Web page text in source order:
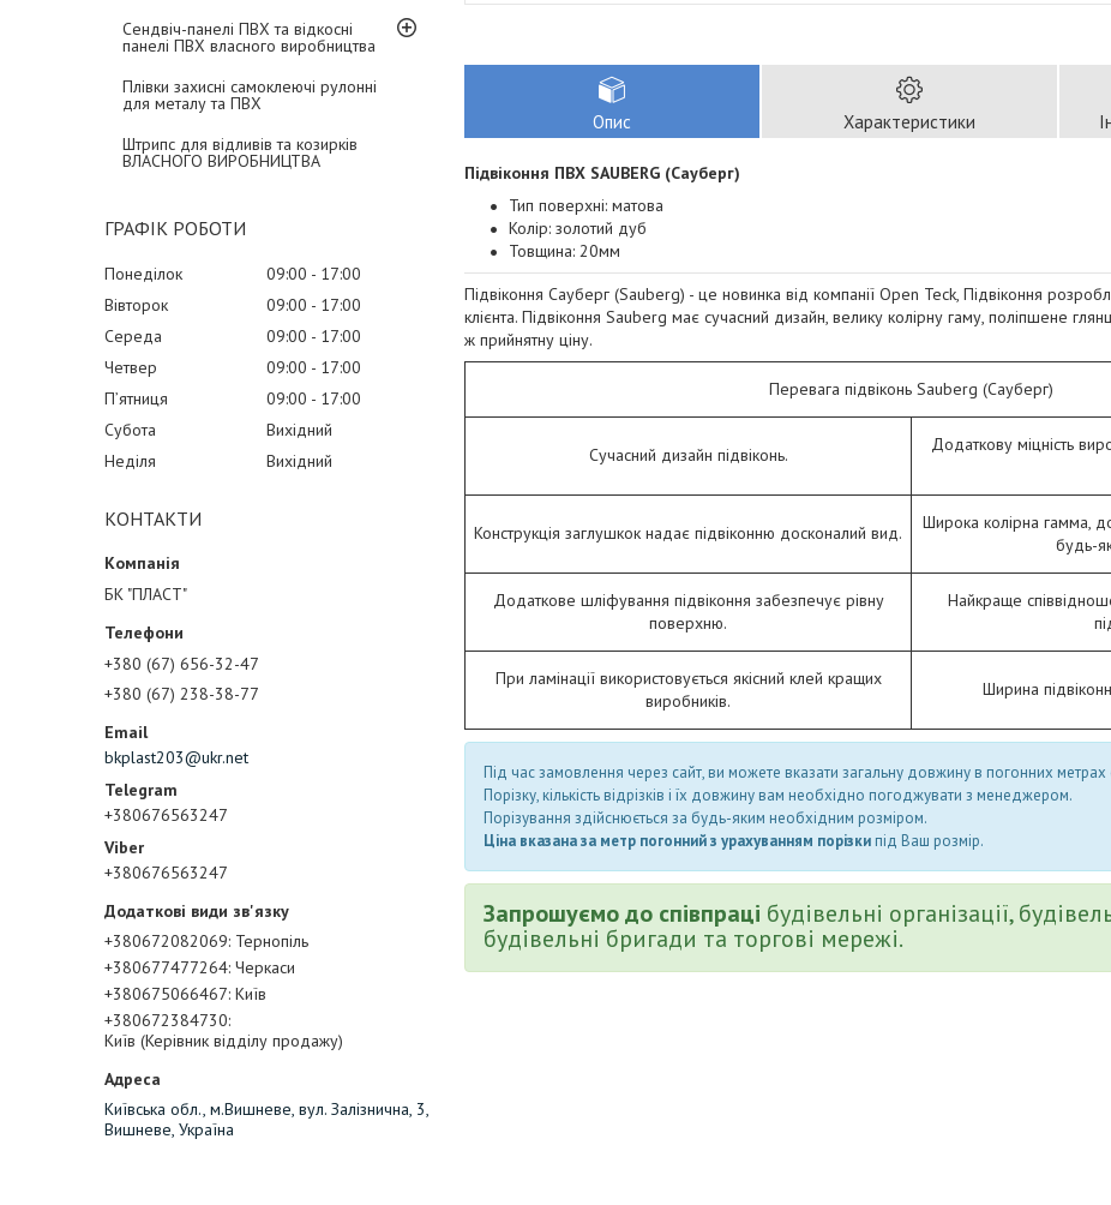
Сендвіч-панелі ПВХ та відкосні
панелі ПВХ власного виробництва
Плівки захисні самоклеючі рулонні
для металу та ПВХ
Штрипс для відливів та козирків
ВЛАСНОГО ВИРОБНИЦТВА
ГРАФІК РОБОТИ
Понеділок 09:00
17:00
Вівторок
09:00
17:00
Середа
09:00
17:00
Четвер
09:00
17:00
Пʼятниця
09:00
17:00
Субота
Вихідний
Неділя
Вихідний
КОНТАКТИ
БК "ПЛАСТ"
+380 (67) 656-32-47
+380 (67) 238-38-77
bkplast203@ukr.net
+380676563247
+380676563247
+380672082069 Тернопіль
+380677477264 Черкаси
+380675066467 Київ
+380672384730
Київ (Керівник відділу продажу)
Київська обл., м.Вишневе, вул. Залізнична, 3,
Вишневе, Україна
Опис Характеристики
Підвіконня ПВХ SAUBERG (Сауберг)
Тип поверхні: матова
Колір: золотий дуб
Товщина: 20мм
Підвіконня Сауберг (Sauberg) - це новинка від компанії Open Teck, Підвіконня
клієнта. Підвіконня Sauberg має сучасний дизайн, велику колірну гаму, поліпшене
ж прийнятну ціну.
Перевага підвіконь Sauberg (Сауберг)
Сучасний дизайн підвіконь.
Додаткову міцність
Конструкція заглушкок надає підвіконню досконалий вид.
Широка колірна гамма,
будь-
Додаткове шліфування підвіконня забезпечує рівну
поверхню.
Найкраще
При ламінації використовується якісний клей кращих
виробників.
Ширина
Під час замовлення через сайт, ви можете вказати загальну довжину в погонних
Порізку, кількість відрізків і їх довжину вам необхідно погоджувати з менеджером.
Порізування здійснюється за будь-яким необхідним розміром.
Ціна вказана за метр погонний з урахуванням порізки під Ваш розмір.
Запрошуємо до співпраці будівельні організації,
будівельні бригади та торгові мережі.